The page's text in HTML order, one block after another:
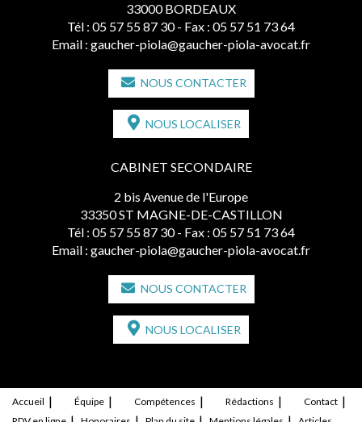
33000 BORDEAUX
Tél : 05 57 55 87 30 - Fax : 05 57 51 73 64
Email : gaucher-piola@gaucher-piola-avocat.fr
NOUS CONTACTER
NOUS LOCALISER
CABINET SECONDAIRE
2 bis Avenue de l'Europe
33350 ST MAGNE-DE-CASTILLON
Tél : 05 57 55 87 30 - Fax : 05 57 51 73 64
Email : gaucher-piola@gaucher-piola-avocat.fr
NOUS CONTACTER
NOUS LOCALISER
Accueil Équipe Compétences Rédactions
Contact